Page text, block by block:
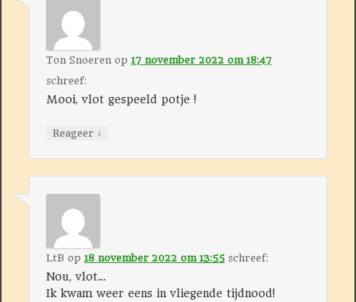
Ton Snoerenop 17 november 2022 om 18:47
schreef:
Mooi, vlot gespeeld potje !
Reageer ↓
LtB op 18 november 2022 om 13:55 schreef:
Nou, vlot…
Ik kwam weer eens in vliegende tijdnood!